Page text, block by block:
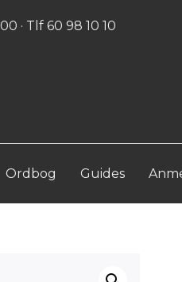
· Tlf 60 98 10 10
Ordbog Guides